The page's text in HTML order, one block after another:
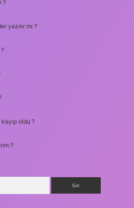
?
yazılır mı ?
oldu ?
?